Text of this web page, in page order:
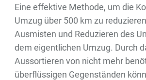
Eine effektive Methode, um die
Umzug über 500 km zu
Ausmisten und Reduzieren des
dem eigentlichen Umzug. Durch
Aussortieren von nicht mehr
überflüssigen Gegenständen